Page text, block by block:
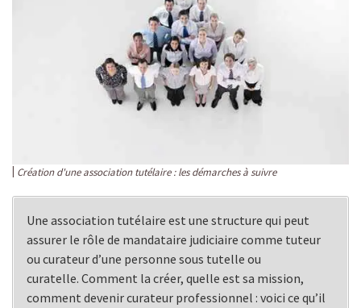
Création d'une association tutélaire : les démarches à suivre
Une association tutélaire est une structure qui peut
assurer le rôle de mandataire judiciaire comme tuteur
ou curateur d’une personne sous tutelle ou
curatelle. Comment la créer, quelle est sa mission,
comment devenir curateur professionnel : voici ce qu’il